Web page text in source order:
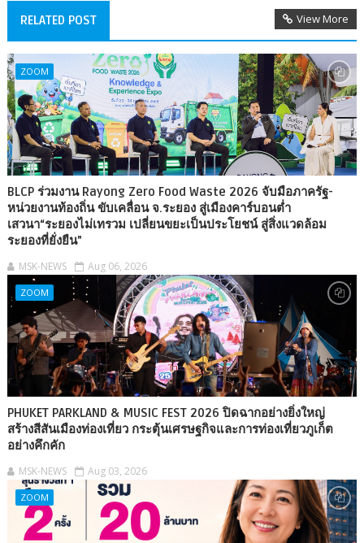
RELATED POST View More
ZOOM
BLCP ร่วมงาน Rayong Zero Food Waste 2026 จับมือภาครัฐ-
หน่วยงานท้องถิ่น ขับเคลื่อน จ.ระยอง สู่เมืองคาร์บอนต่ำ
เสวนา“ระยองไม่เทรวม เปลี่ยนขยะเป็นประโยชน์ สู่สิ่งแวดล้อม
ระยองที่ยั่งยืน”
MSK-NEWS Aug 06, 2026
ZOOM
PHUKET PARKLAND & MUSIC FEST 2026 ปิดฉากอย่างยิ่งใหญ่
สร้างสีสันเมืองท่องเที่ยว กระตุ้นเศรษฐกิจและการท่องเที่ยวภูเก็ต
อย่างคึกคัก
MSK-NEWS Aug 03, 2026
ZOOM